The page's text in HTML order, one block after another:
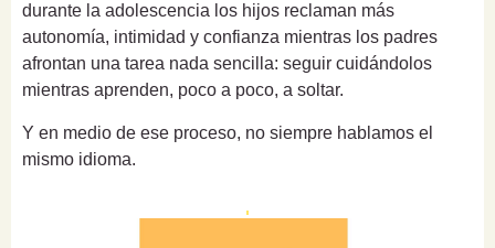
durante la adolescencia los hijos reclaman más
autonomía, intimidad y confianza mientras los padres
afrontan una tarea nada sencilla: seguir cuidándolos
mientras aprenden, poco a poco, a soltar.
Y en medio de ese proceso, no siempre hablamos el
mismo idioma.